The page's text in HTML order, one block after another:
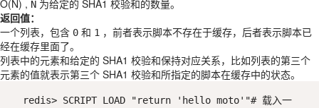
O(N) , N 为给定的 SHA1 校验和的数量。
返回值：
一个列表，包含 0 和 1 ，前者表示脚本不存在于缓存，后者表示脚本已
经在缓存里面了。
列表中的元素和给定的 SHA1 校验和保持对应关系，比如列表的第三个
元素的值就表示第三个 SHA1 校验和所指定的脚本在缓存中的状态。
redis> SCRIPT LOAD "return 'hello moto'"# 载入一